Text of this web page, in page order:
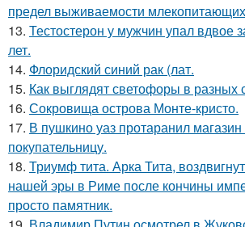
предел выживаемости
13. Тестостерон у мужчин упал вдвое
лет.
14. Флоридский синий рак (лат.
15. Как выглядят светофоры в разных
16. Сокровища острова Монте-кристо.
17. В пушкино уаз протаранил
покупательницу.
18. Триумф тита. Арка Тита,
нашей эры в Риме после кончины
просто памятник.